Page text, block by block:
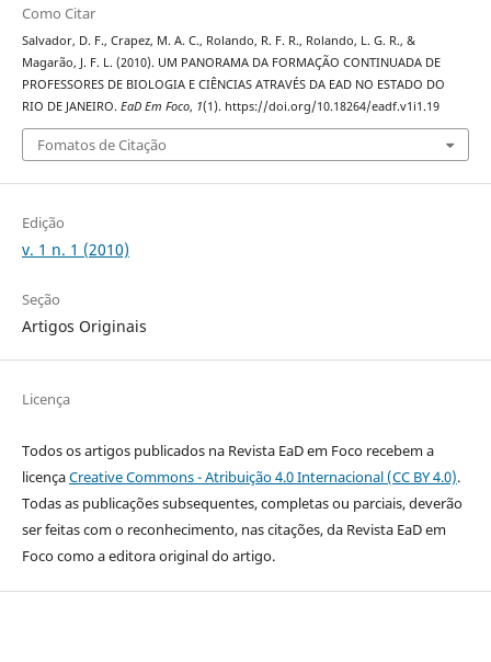
Como Citar
Salvador, D. F., Crapez, M. A. C., Rolando, R. F. R., Rolando, L. G. R., &
Magarão, J. F. L. (2010). UM PANORAMA DA FORMAÇÃO CONTINUADA DE
PROFESSORES DE BIOLOGIA E CIÊNCIAS ATRAVÉS DA EAD NO ESTADO DO
RIO DE JANEIRO. EaD Em Foco, 1(1). https://doi.org/10.18264/eadf.v1i1.19
Fomatos de Citação
Edição
v. 1 n. 1 (2010)
Seção
Artigos Originais
Licença
Todos os artigos publicados na Revista EaD em Foco recebem a
licençaCreative Commons - Atribuição 4.0 Internacional (CC BY 4.0).
Todas as publicações subsequentes, completas ou parciais, deverão
ser feitas com o reconhecimento, nas citações, da Revista EaD em
Foco como a editora original do artigo.